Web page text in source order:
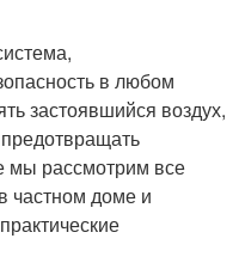
в любом
застоявшийся воздух,
мы рассмотрим все
частном доме и